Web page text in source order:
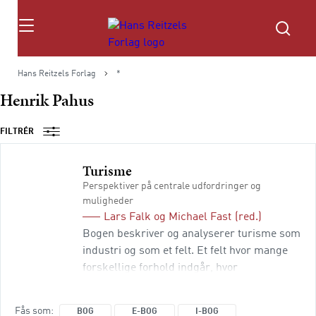
Søg
Hans Reitzels Forlag *
Henrik Pahus
FILTRÉR
Turisme
Perspektiver på centrale udfordringer og
muligheder
Lars Falk og Michael Fast
(red.)
Bogen beskriver og analyserer turisme som
industri og som et felt. Et felt hvor mange
forskellige forhold indgår, hvor
Fås som BOG E-BOG I-BOG